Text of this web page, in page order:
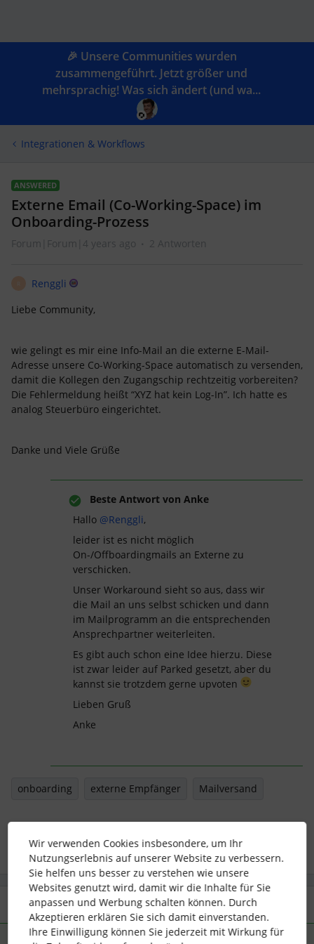
🎉 Unsere Communities wurden
zusammengeführt. Jetzt größer und
mehrsprachig! Was sich ändert (und wa...
Integrationen & Workflows
ANSWERED
Externe Email (Co-Working-Space) im
Onboarding-Prozess
Forum|Forum|4 years ago 2 Antworten
Renggli
Liebe Community,
wie gelingt es mir eine Info-Mail an die externe E-Mail-
Adresse unsere Co-Working-Space automatisch zu versenden,
damit die Kollegen den Zugangschip rechtzeitig vorbereiten?
Die Fehlermeldung heißt “XYZ hat kein Log-In”. Ich hatte es
analog Steuerbüro eingerichtet.
Danke und Viele Grüße
Beste Antwort von Anke
Hallo @Renggli,
leider ist es nicht möglich
On-/Offboardingmails an Externe zu
verschicken.
Unser Workaround sieht so aus, dass wir
die Mail an uns selbst schicken und dann
im Mailprogramm an die entsprechenden
Ansprechpartner weiterleiten.
Es gibt auch schon eine Idee hierzu. Diese
ist zwar leider auf Parked gesetzt, aber du
kannst sie trotzdem gerne upvoten
Lieben Gruß
Anke
onboarding externe Empfänger Mailversand
2 Antworten Älteste zuerst
Wir verwenden Cookies insbesondere, um Ihr
Nutzungserlebnis auf unserer Website zu verbessern.
Sie helfen uns besser zu verstehen wie unsere
Websites genutzt wird, damit wir die Inhalte für Sie
anpassen und Werbung schalten können. Durch
Akzeptieren erklären Sie sich damit einverstanden.
Ihre Einwilligung können Sie jederzeit mit Wirkung für